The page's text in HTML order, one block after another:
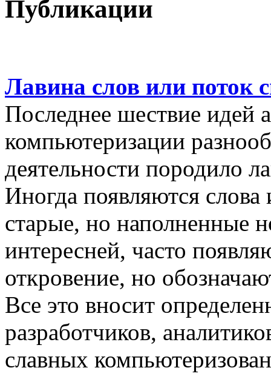
Публикации
Лавина слов или поток
Последнее шествие идей
компьютеризации
деятельности породило
Иногда появляются
старые, но наполненные
интересней, часто
откровение, но
Все это вносит
разработчиков,
славных